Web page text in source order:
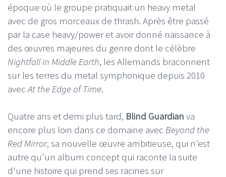
époque où le groupe pratiquait un heavy metal
avec de gros morceaux de thrash. Après être passé
par la case heavy/power et avoir donné naissance à
des œuvres majeures du genre dont le célèbre
Nightfall in Middle Earth, les Allemands braconnent
sur les terres du metal symphonique depuis 2010
avecAt the Edge of Time.
Quatre ans et demi plus tard, Blind Guardian va
encore plus loin dans ce domaine avec Beyond the
Red Mirror, sa nouvelle œuvre ambitieuse, qui n'est
autre qu'un album concept qui raconte la suite
d'une histoire qui prend ses racines sur